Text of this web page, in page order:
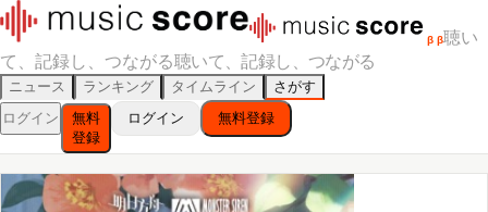
β β聴い
て、記録し、つながる聴いて、記録し、つながる
ニュース ランキング タイムライン
さがす
ログイン
無料
登録
ログイン 無料登録